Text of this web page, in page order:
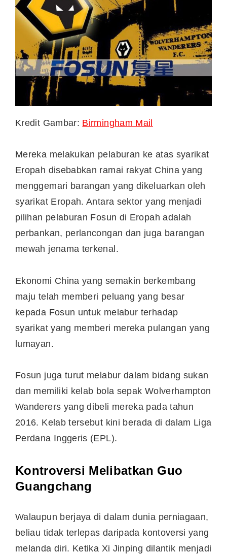
Kredit Gambar: Birmingham Mail
Mereka melakukan pelaburan ke atas syarikat
Eropah disebabkan ramai rakyat China yang
menggemari barangan yang dikeluarkan oleh
syarikat Eropah. Antara sektor yang menjadi
pilihan pelaburan Fosun di Eropah adalah
perbankan, perlancongan dan juga barangan
mewah jenama terkenal.
Ekonomi China yang semakin berkembang
maju telah memberi peluang yang besar
kepada Fosun untuk melabur terhadap
syarikat yang memberi mereka pulangan yang
lumayan.
Fosun juga turut melabur dalam bidang sukan
dan memiliki kelab bola sepak Wolverhampton
Wanderers yang dibeli mereka pada tahun
2016. Kelab tersebut kini berada di dalam Liga
Perdana Inggeris (EPL).
Kontroversi Melibatkan Guo
Guangchang
Walaupun berjaya di dalam dunia perniagaan,
beliau tidak terlepas daripada kontoversi yang
melanda diri. Ketika Xi Jinping dilantik menjadi